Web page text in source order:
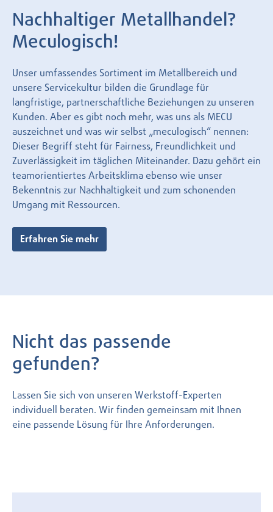
Nachhaltiger Metallhandel?
Meculogisch!
Unser umfassendes Sortiment im Metallbereich und
unsere Servicekultur bilden die Grundlage für
langfristige, partnerschaftliche Beziehungen zu unseren
Kunden. Aber es gibt noch mehr, was uns als MECU
auszeichnet und was wir selbst „meculogisch“ nennen:
Dieser Begriff steht für Fairness, Freundlichkeit und
Zuverlässigkeit im täglichen Miteinander. Dazu gehört ein
teamorientiertes Arbeitsklima ebenso wie unser
Bekenntnis zur Nachhaltigkeit und zum schonenden
Umgang mit Ressourcen.
Erfahren Sie mehr
Nicht das passende
gefunden?
Lassen Sie sich von unseren Werkstoff-Experten
individuell beraten. Wir finden gemeinsam mit Ihnen
eine passende Lösung für Ihre Anforderungen.